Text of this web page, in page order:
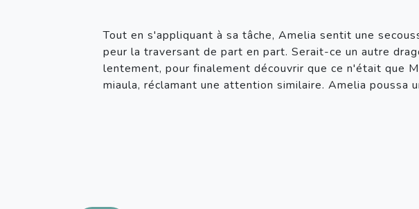
Tout en s'appliquant à sa tâche, Amelia sentit une
peur la traversant de part en part. Serait-ce un autre
lentement, pour finalement découvrir que ce n'était que
miaula, réclamant une attention similaire. Amelia poussa